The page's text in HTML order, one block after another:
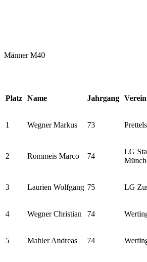
Männer M40
Platz Name Jahrgang Verein
1 Wegner Markus 73
2 Rommeis Marco 74
LG
3 Laurien Wolfgang 75 LG
4 Wegner Christian 74
5 Mahler Andreas 74